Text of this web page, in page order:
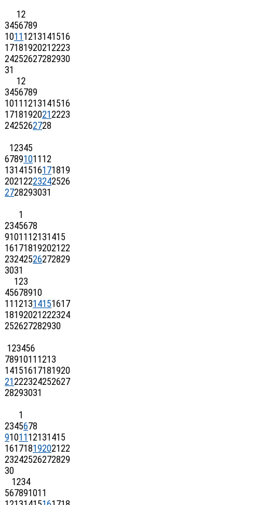
12
3456789
1011 1213141516
17181920212223
24252627282930
31
12
3456789
1011 1213141516
17181920212223
2425262728
12345
67891011 12
13141516171819
20212223242526
2728293031
1
2345678
91011 12131415
16171819202122
23242526272829
3031
123
45678910
11 121314151617
18192021222324
252627282930
123456
7891011 1213
14151617181920
21222324252627
28293031
1
2345678
91011 12131415
16171819202122
23242526272829
30
1234
567891011